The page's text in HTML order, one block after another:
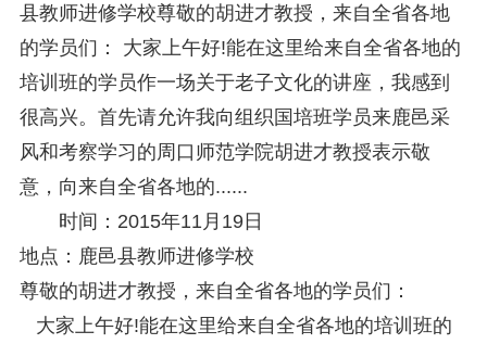
县教师进修学校尊敬的胡进才教授，来自全省各地
的学员们： 大家上午好!能在这里给来自全省各地的
培训班的学员作一场关于老子文化的讲座，我感到
很高兴。首先请允许我向组织国培班学员来鹿邑采
风和考察学习的周口师范学院胡进才教授表示敬
意，向来自全省各地的......
时间：2015年11月19日
地点：鹿邑县教师进修学校
尊敬的胡进才教授，来自全省各地的学员们：
大家上午好!能在这里给来自全省各地的培训班的